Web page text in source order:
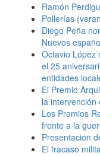
Ramón
Pollerías
Diego Peña
Nuevos
Octavio López
el 25
entidades
El Premio
la intervención
Los Premios
frente a la
Presentacion
El fracaso